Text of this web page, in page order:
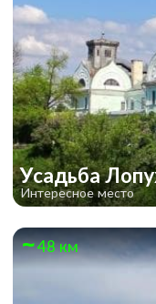
Усадьба
Интересное место
48 км